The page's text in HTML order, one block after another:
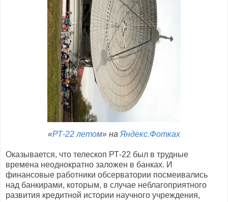
«РТ-22 летом» на Яндекс.Фотках
Оказывается, что телескоп РТ-22 был в трудные
времена неоднократно заложен в банках. И
финансовые работники обсерватории посмеивались
над банкирами, которым, в случае неблагоприятного
развития кредитной истории научного учреждения,